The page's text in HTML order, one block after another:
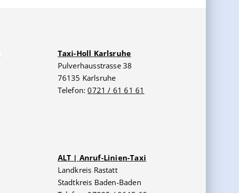
Taxi-Holl Karlsruhe
Pulverhausstrasse 38
76135 Karlsruhe
Telefon:0721 / 61 61 61
ALT | Anruf-Linien-Taxi
Landkreis Rastatt
Stadtkreis Baden-Baden